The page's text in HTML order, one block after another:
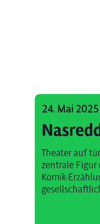
24. Mai
Theater auf
zentrale
Komik-